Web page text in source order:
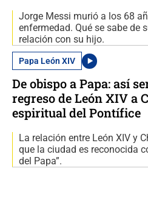
Jorge Messi murió a los 68
enfermedad. Qué se sabe de
relación con su hijo.
Papa León XIV
De obispo a Papa: así
regreso de León XIV a
espiritual del Pontífice
La relación entre León XIV y
que la ciudad es reconocida
del Papa”.